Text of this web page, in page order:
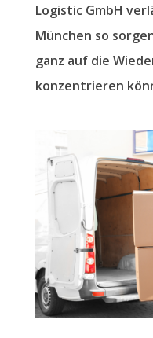
Logistic GmbH
München so
ganz auf die
konzentrieren